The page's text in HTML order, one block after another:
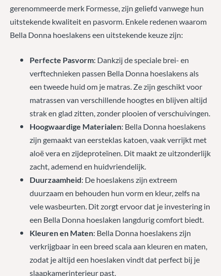
gerenommeerde merk Formesse, zijn geliefd vanwege hun
uitstekende kwaliteit en pasvorm. Enkele redenen waarom
Bella Donna hoeslakens een uitstekende keuze zijn:
Perfecte Pasvorm: Dankzij de speciale brei- en
verftechnieken passen Bella Donna hoeslakens als
een tweede huid om je matras. Ze zijn geschikt voor
matrassen van verschillende hoogtes en blijven altijd
strak en glad zitten, zonder plooien of verschuivingen.
Hoogwaardige Materialen: Bella Donna hoeslakens
zijn gemaakt van eersteklas katoen, vaak verrijkt met
aloë vera en zijdeproteïnen. Dit maakt ze uitzonderlijk
zacht, ademend en huidvriendelijk.
Duurzaamheid: De hoeslakens zijn extreem
duurzaam en behouden hun vorm en kleur, zelfs na
vele wasbeurten. Dit zorgt ervoor dat je investering in
een Bella Donna hoeslaken langdurig comfort biedt.
Kleuren en Maten: Bella Donna hoeslakens zijn
verkrijgbaar in een breed scala aan kleuren en maten,
zodat je altijd een hoeslaken vindt dat perfect bij je
slaapkamerinterieur past.